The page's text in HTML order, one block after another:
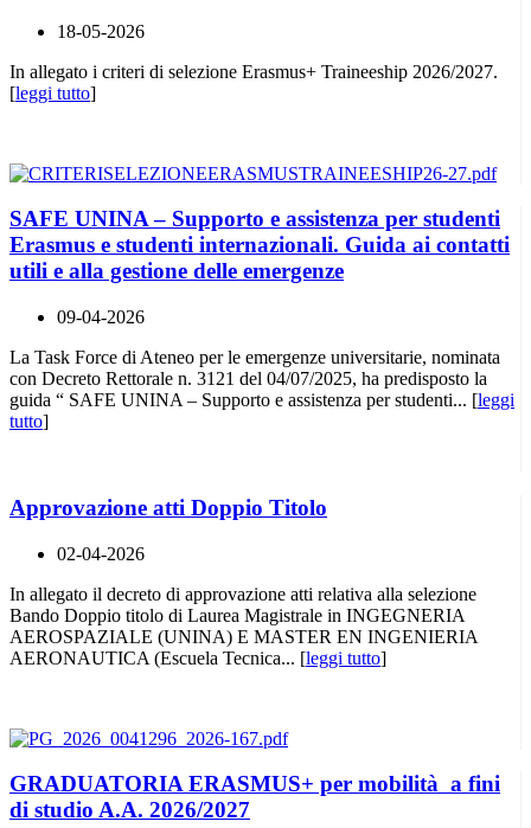
18-05-2026
In allegato i criteri di selezione Erasmus+ Traineeship 2026/2027.
[leggi tutto]
SAFE UNINA – Supporto e assistenza per studenti
Erasmus e studenti internazionali. Guida ai contatti
utili e alla gestione delle emergenze
09-04-2026
La Task Force di Ateneo per le emergenze universitarie, nominata
con Decreto Rettorale n. 3121 del 04/07/2025, ha predisposto la
guida “ SAFE UNINA – Supporto e assistenza per studenti... [leggi
tutto]
Approvazione atti Doppio Titolo
02-04-2026
In allegato il decreto di approvazione atti relativa alla selezione
Bando Doppio titolo di Laurea Magistrale in INGEGNERIA
AEROSPAZIALE (UNINA) E MASTER EN INGENIERIA
AERONAUTICA (Escuela Tecnica... [leggi tutto]
GRADUATORIA ERASMUS+ per mobilità a fini
di studio A.A. 2026/2027